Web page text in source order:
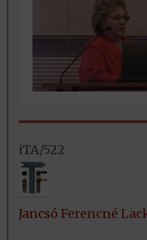
iTA/522
Jancsó Ferencné